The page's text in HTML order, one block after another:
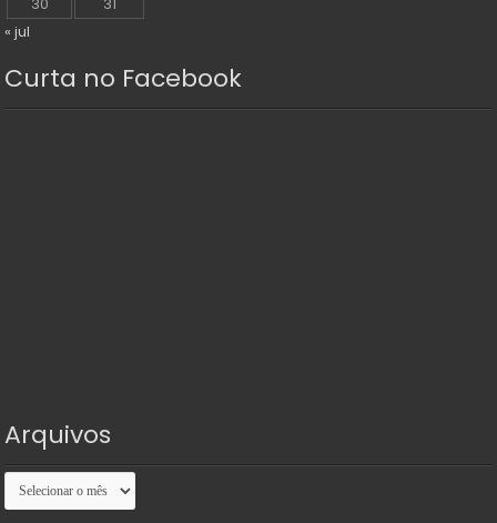
« jul
Curta no Facebook
Arquivos
Arquivos